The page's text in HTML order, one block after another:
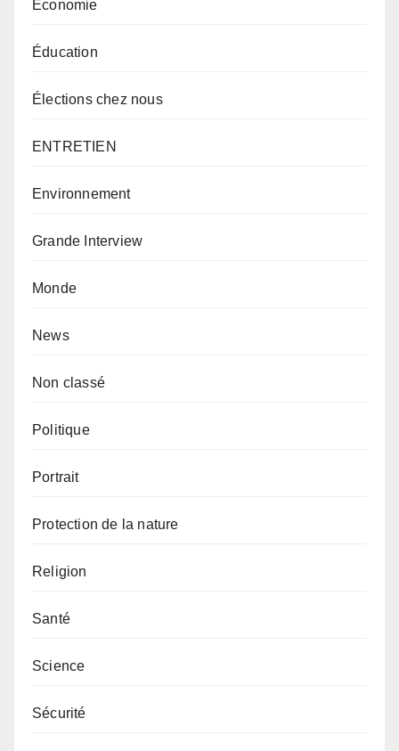
Economie
Éducation
Élections chez nous
ENTRETIEN
Environnement
Grande Interview
Monde
News
Non classé
Politique
Portrait
Protection de la nature
Religion
Santé
Science
Sécurité